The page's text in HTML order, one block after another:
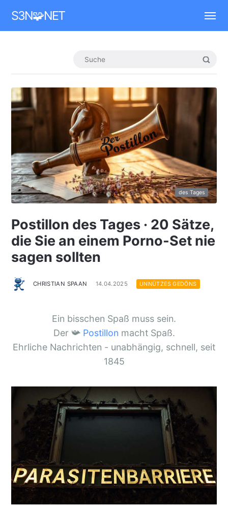
S3N🧩NET
des Tages
Postillon des Tages · 20 Sätze,
die Sie an einem Porno-Set nie
sagen sollten
CHRISTIAN SPAAN 14.04.2025 UNNÜTZES GEDÖNS
Ein bisschen Spaß muss sein.
Der 📯 Postillon macht Spaß.
Ehrliche Nachrichten - unabhängig, schnell, seit
1845